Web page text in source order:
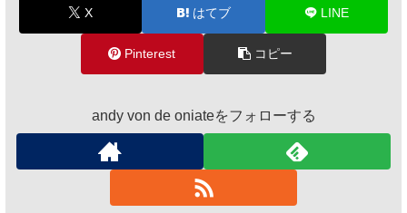
X はてブ LINE
Pinterest コピー
andy von de oniateをフォローする